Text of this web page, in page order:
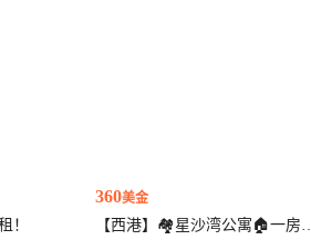
！
360美金
【西港】🏘️星沙湾公寓🏠一房❣️